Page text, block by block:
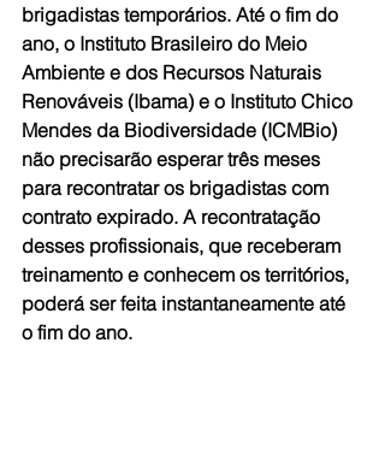
brigadistas temporários. Até o fim do
ano, o Instituto Brasileiro do Meio
Ambiente e dos Recursos Naturais
Renováveis (Ibama) e o Instituto Chico
Mendes da Biodiversidade (ICMBio)
não precisarão esperar três meses
para recontratar os brigadistas com
contrato expirado. A recontratação
desses profissionais, que receberam
treinamento e conhecem os territórios,
poderá ser feita instantaneamente até
o fim do ano.